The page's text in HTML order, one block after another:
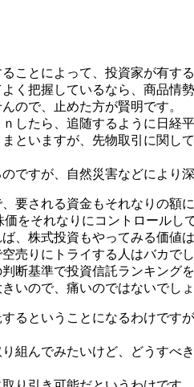
ことによって、投資家が有す
く把握しているなら、商品
ので、止めた方が賢明です。
したら、追随するように日経
といますが、先物取引に関し
ですが、自然災害などにより
要される資金もそれなりの額
をそれなりにコントロール
、株式投資もやってみる価値は
売りにトライする人はバカで
断基準で投資信託ランキング
いので、痛いのではないでし
るということになるわけです
組んでみたいけど、どうす